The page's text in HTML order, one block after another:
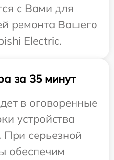
с Вами для
ремонта Вашего
Electric.
за 35 минут
в оговоренные
устройства
При серьезной
обеспечим